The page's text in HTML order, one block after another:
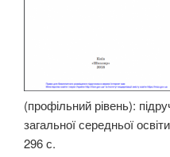
(профільний рівень):
загальної середньої
296 с.